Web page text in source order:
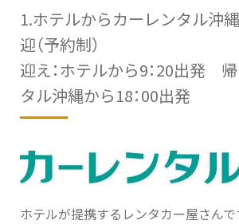
1.ホテルからカーレンタル沖
迎（予約制）
迎え：ホテルから9：20出発
タル沖縄から18：00出発
ホテルが提携するレンタカー屋さんで